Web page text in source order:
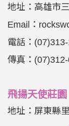
地址： 高雄市
Email：
電話：
傳真：
飛揚天使莊園
地址：屏東縣